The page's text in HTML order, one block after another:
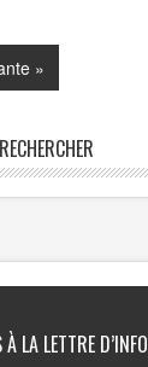
»
RECHERCHER
LA LETTRE